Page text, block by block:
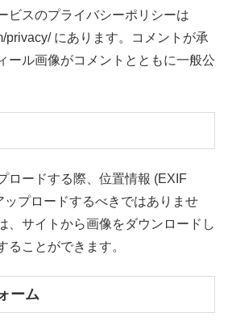
ビスのプライバシーポリシーは
privacy/ にあります。コメントが承
ール画像がコメントとともに一般公
ロードする際、位置情報 (EXIF
ップロードするべきではありませ
、サイトから画像をダウンロードし
ることができます。
ーム